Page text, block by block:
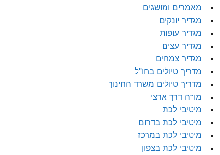
מאמרים ומושגים
מגדיר יונקים
מגדיר עופות
מגדיר עצים
מגדיר צמחים
מדריך טיולים בחו"ל
מדריך טיולים משרד החינוך
מורה דרך ארצי
מיטיבי לכת
מיטיבי לכת בדרום
מיטיבי לכת במרכז
מיטיבי לכת בצפון